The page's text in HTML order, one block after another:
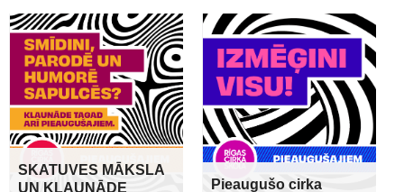
SKATUVES MĀKSLA
UN KLAUNĀDE
Pieaugušo cirka